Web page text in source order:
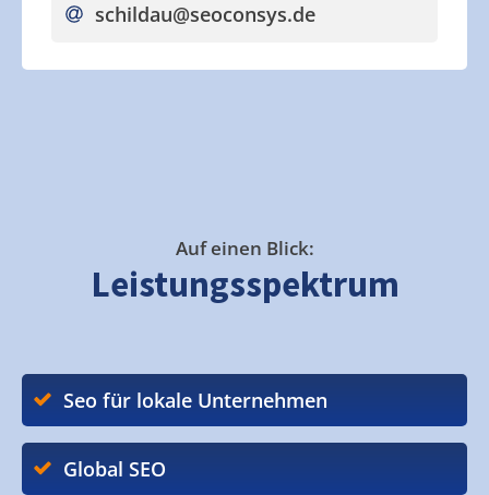
schildau@seoconsys.de
Auf einen Blick:
Leistungsspektrum
Seo für lokale Unternehmen
Global SEO